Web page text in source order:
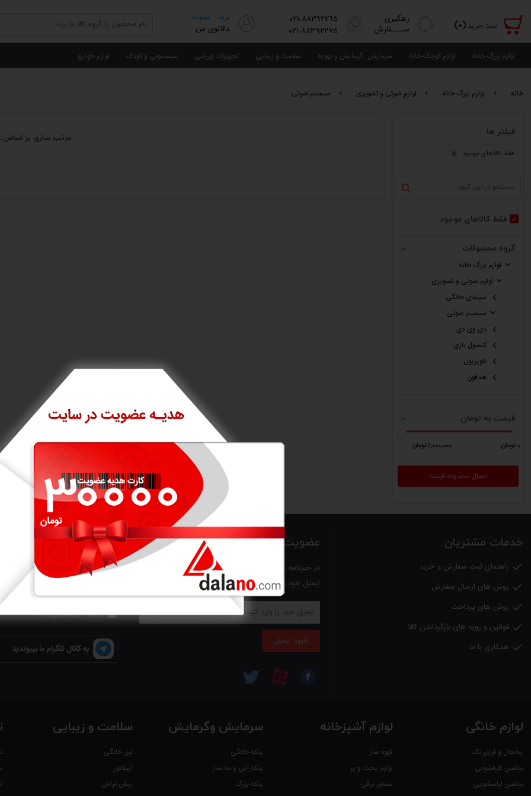
سبد خرید(٠)
رهگیری
ســــفارش
٨٨٣٩٢٢٦٥-٠٢١
٨٨٣٩٢٢٧٥-٠٢١
ورود عضویت
دالانوی من
لوازم بزرگ خانه لوازم کوچک خانه سرمایش , گرمایش و تهویه سلامت و زیبایی تجهیزات ورزشی سیسمونی و کودک لوازم خودرو
خانه لوازم بزرگ خانه لوازم صوتی و تصویری سیستم صوتی
فیلتر ها
فقط کالاهای موجود
فقط کالاهای موجود
گروه محصولات
لوازم بزرگ خانه
لوازم صوتی و تصویری
سینمای خانگی
سیستم صوتی
دی وی دی
کنسول بازی
تلویزیون
هدفون
قیمت به تومان
٠ تومان ١,٠٠٠,٠٠٠ تومان
مرتب سازی بر اساس:
خدمات مشتریان
 راهنمای ثبت سفارش و خرید
 روش های ارسال سفارش
 روش های پرداخت
 قوانین و رویه های بازگرداندن کالا
 همکاری با ما
عضویت در خبرنامه
در خبرنامه عضو شوید و جدیدترین اخبار و تخفیفات را در
ایمیل خود دریافت کنید
تایید ایمیل
با دالانو در تماس باشید

021-88392265

021-88392273

info@dalano.com
به کانال تلگرام ما بپیوندید
لوازم خانگی
یخچال و فریزر تک
ماشین ظرفشویی
ماشین لباسشویی
لوازم آشپزخانه
قهوه ساز
لوازم پخت و پز
سماور برقی
سرمایش وگرمایش
پنکه خانگی
پنکه آبی و مه ساز
پنکه بزرگ
سلامت و زیبایی
لیزر خانگی
اپیلاتور
ریش تراش